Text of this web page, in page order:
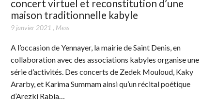
concert virtuel et reconstitution d’une
maison traditionnelle kabyle
9 janvier 2021 , Mess
A l’occasion de Yennayer, la mairie de Saint Denis, en
collaboration avec des associations kabyles organise une
série d’activités. Des concerts de Zedek Mouloud, Kaky
Ararby, et Karima Summam ainsi qu’un récital poétique
d’Arezki Rabia…